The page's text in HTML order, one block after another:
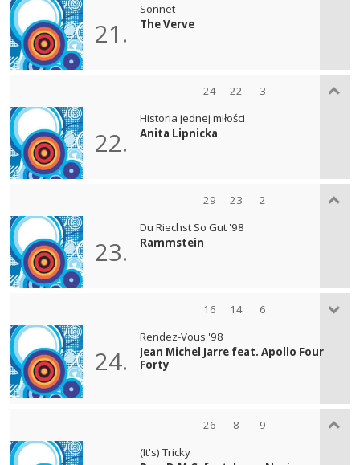
21.
Sonnet
The Verve
24 22 3
22.
Historia jednej miłości
Anita Lipnicka
29 23 2
23.
Du Riechst So Gut '98
Rammstein
16 14 6
24.
Rendez-Vous '98
Jean Michel Jarre feat. Apollo Four
Forty
26 8 9
(It's) Tricky